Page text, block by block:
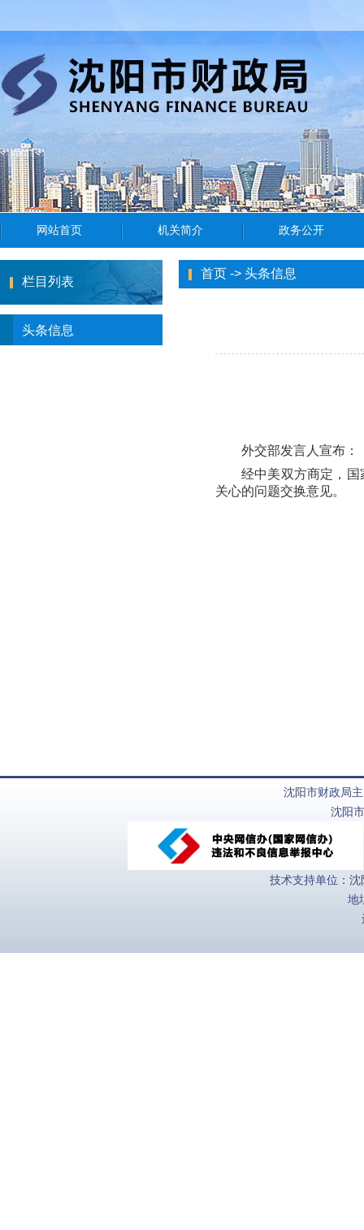
栏目列表
头条信息
首页 -> 头条信息
外交部发言人宣布：
经中美双方商定，
关心的问题交换意见。